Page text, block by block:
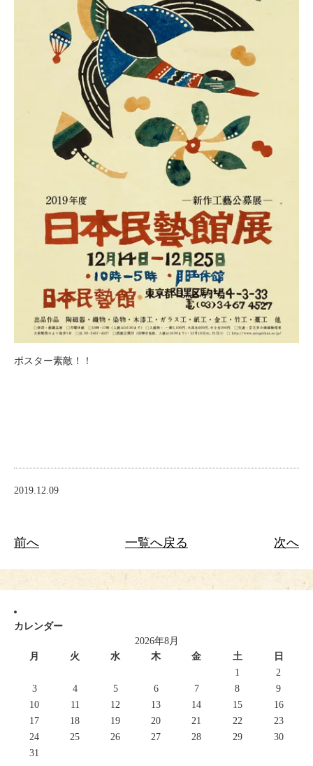
ポスター素敵！！
2019.12.09
前へ 一覧へ戻る 次へ
カレンダー
2026年8月
月
火 水 木 金 土
日
1
2
3
4 5 6 7 8
9
10
11 12 13 14 15
16
17
18 19 20 21 22
23
24
25 26 27 28 29
30
31